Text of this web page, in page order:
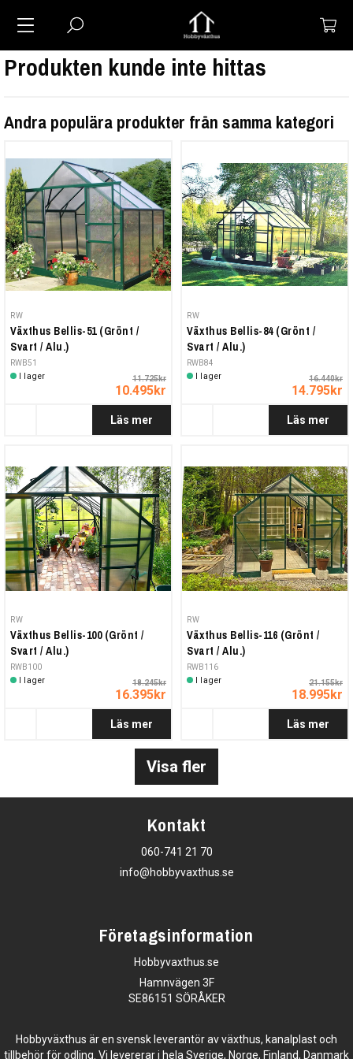
Produkten kunde inte hittas
Andra populära produkter från samma kategori
RW
Växthus Bellis-51 (Grönt /
Svart / Alu.)
RWB51
I lager
11.725kr
10.495kr
Läs mer
RW
Växthus Bellis-84 (Grönt /
Svart / Alu.)
RWB84
I lager
16.440kr
14.795kr
Läs mer
RW
Växthus Bellis-100 (Grönt /
Svart / Alu.)
RWB100
I lager
18.245kr
16.395kr
Läs mer
RW
Växthus Bellis-116 (Grönt /
Svart / Alu.)
RWB116
I lager
21.155kr
18.995kr
Läs mer
Visa fler
Kontakt
060-741 21 70
info@hobbyvaxthus.se
Företagsinformation
Hobbyvaxthus.se
Hamnvägen 3F
SE86151 SÖRÅKER
Hobbyväxthus är en svensk leverantör av växthus, kanalplast och
tillbehör för odling. Vi levererar i hela Sverige, Norge, Finland, Danmark